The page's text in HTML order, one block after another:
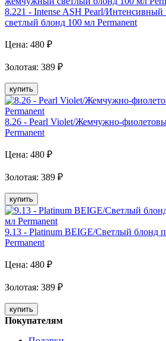
8.221 - Intense ASH Pearl/
светлый блонд 100 мл Рermanent
Цена: 480 ₽
Золотая: 389 ₽
купить
8.26 - Pearl Violet/Жемчужно-
Рermanent
Цена: 480 ₽
Золотая: 389 ₽
купить
9.13 - Platinum BEIGE/Светлый блонд
Рermanent
Цена: 480 ₽
Золотая: 389 ₽
купить
Покупателям